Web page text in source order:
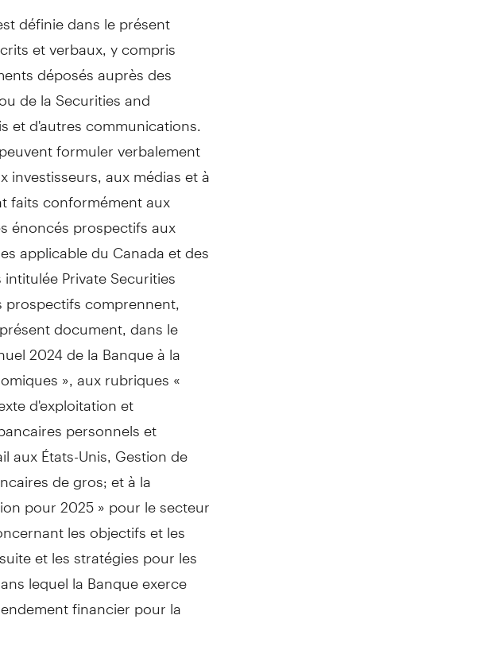
définie dans le présent
et verbaux, y compris
déposés auprès des
de la Securities and
et d'autres communications.
formuler verbalement
aux médias et à
faits conformément aux
énoncés prospectifs aux
applicable du Canadaet des
Private Securities
comprennent,
document, dans le
2024 de la Banque à la
», aux rubriques «
d'exploitation et
personnels et
aux États-Unis, Gestion de
de gros; et à la
pour 2025 » pour le secteur
les objectifs et les
et les stratégies pour les
lequel la Banque exerce
financier pour la